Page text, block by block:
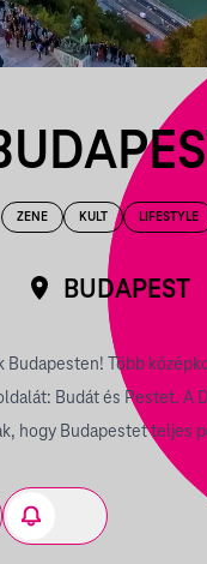
ZENE KULT LIFESTYLE
BUDAPEST
Budapesten! Több
Budát és Pestet. A
hogy Budapestet teljes